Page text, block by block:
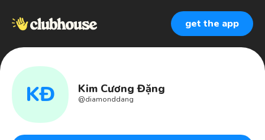
get the app
KĐ Kim Cương Đặng
@diamonddang